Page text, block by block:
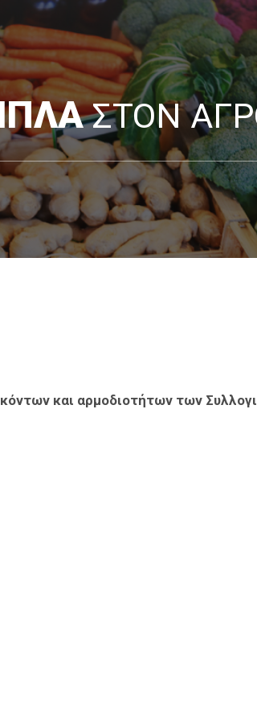
ΣΤΟΝ
και αρμοδιοτήτων των